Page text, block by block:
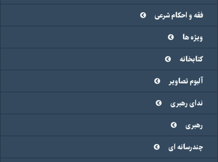
فقه و احکام شرعی
ویژه ها
کتابخانه
آلبوم تصاویر
ندای رهبری
رهبری
چندرسانه ای